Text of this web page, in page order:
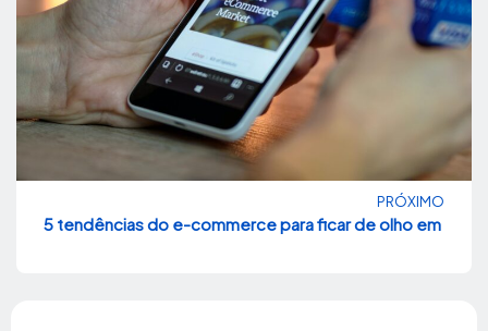
PRÓXIMO
5 tendências do e-commerce para ficar de olho em 2022